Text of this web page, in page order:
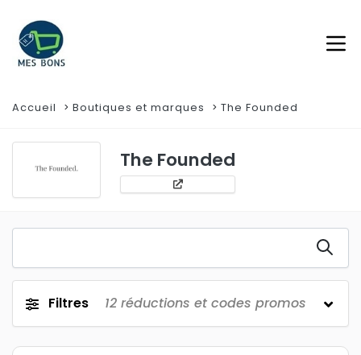
Accueil Boutiques et marques The Founded
The Founded
Filtres 12 réductions et codes promos